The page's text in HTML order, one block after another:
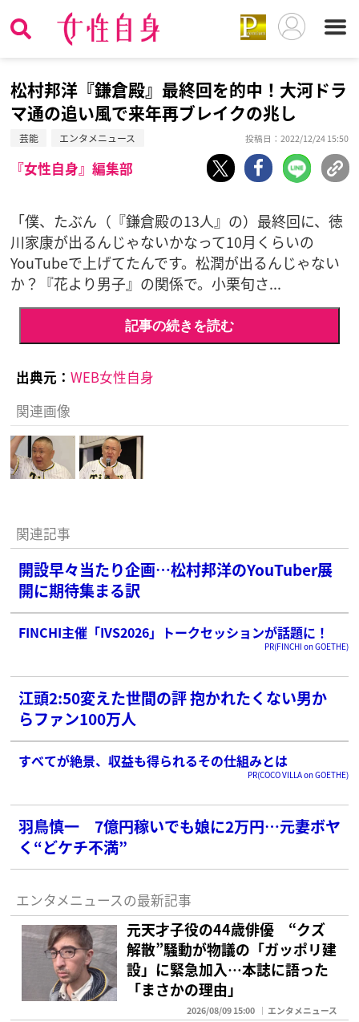
松村邦洋『鎌倉殿』最終回を的中！大河ドラ
マ通の追い風で来年再ブレイクの兆し
芸能 エンタメニュース 投稿日：2022/12/24 15:50
『女性自身』編集部
「僕、たぶん（『鎌倉殿の13人』の）最終回に、徳
川家康が出るんじゃないかなって10月くらいの
YouTubeで上げてたんです。松潤が出るんじゃない
か？『花より男子』の関係で。小栗旬さ...
記事の続きを読む
出典元： WEB女性自身
関連画像
関連記事
開設早々当たり企画…松村邦洋のYouTuber展
開に期待集まる訳
FINCHI主催「IVS2026」トークセッションが話題に！
PR(FINCHI on GOETHE)
江頭2:50変えた世間の評 抱かれたくない男か
らファン100万人
すべてが絶景、収益も得られるその仕組みとは
PR(COCO VILLA on GOETHE)
羽鳥慎一 7億円稼いでも娘に2万円…元妻ボヤ
く“どケチ不満”
エンタメニュースの最新記事
元天才子役の44歳俳優 “クズ
解散”騒動が物議の「ガッポリ建
設」に緊急加入…本誌に語った
「まさかの理由」
2026/08/09 15:00 エンタメニュース